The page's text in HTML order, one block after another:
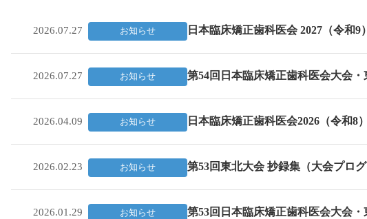
2026.07.27 お知らせ 日本臨床矯正歯科医会 2027（令和
2026.07.27 お知らせ 第54回日本臨床矯正歯科医会大会・
2026.04.09 お知らせ 日本臨床矯正歯科医会2026（令和8
2026.02.23 お知らせ 第53回東北大会 抄録集（大会プログ
2026.01.29 お知らせ 第53回日本臨床矯正歯科医会大会